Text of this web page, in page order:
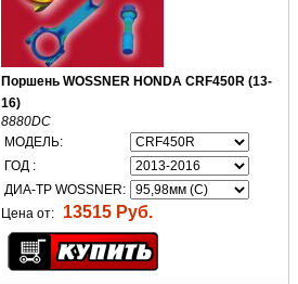
Поршень WOSSNER HONDA CRF450R (13-
16)
8880DC
МОДЕЛЬ:
ГОД :
ДИА-ТР WOSSNER:
Цена от:
13515 Руб.